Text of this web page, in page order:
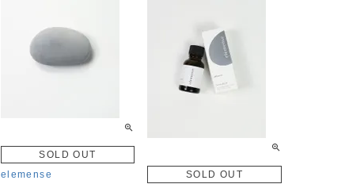
SOLD OUT
elemense
SOLD OUT